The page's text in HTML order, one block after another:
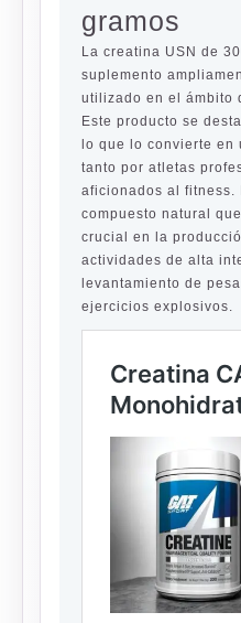
gramos
La creatina USN de
suplemento
utilizado en el ámbito
Este producto se
lo que lo convierte
tanto por atletas
aficionados al fitness.
compuesto natural
crucial en la
actividades de alta
levantamiento de
ejercicios explosivos.